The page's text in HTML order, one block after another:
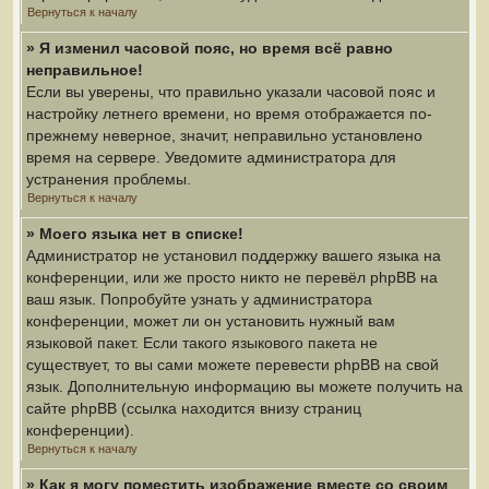
Вернуться к началу
» Я изменил часовой пояс, но время всё равно
неправильное!
Если вы уверены, что правильно указали часовой пояс и
настройку летнего времени, но время отображается по-
прежнему неверное, значит, неправильно установлено
время на сервере. Уведомите администратора для
устранения проблемы.
Вернуться к началу
» Моего языка нет в списке!
Администратор не установил поддержку вашего языка на
конференции, или же просто никто не перевёл phpBB на
ваш язык. Попробуйте узнать у администратора
конференции, может ли он установить нужный вам
языковой пакет. Если такого языкового пакета не
существует, то вы сами можете перевести phpBB на свой
язык. Дополнительную информацию вы можете получить на
сайте phpBB (ссылка находится внизу страниц
конференции).
Вернуться к началу
» Как я могу поместить изображение вместе со своим